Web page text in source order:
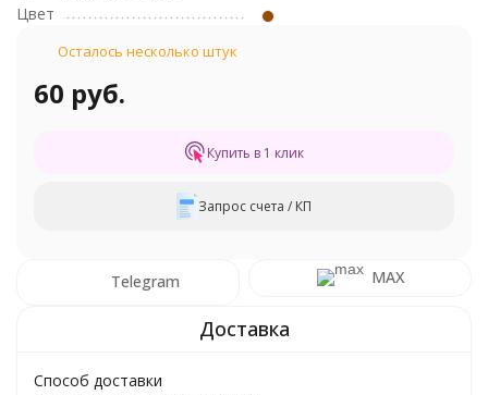
Цвет
Осталось несколько штук
60 руб.
Купить в 1 клик
Запрос счета / КП
Telegram MAX
Способ доставки